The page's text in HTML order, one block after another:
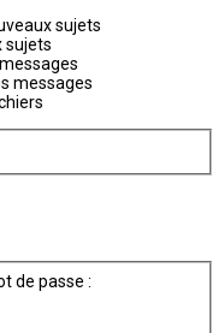
sujets
sujets
messages
de passe :